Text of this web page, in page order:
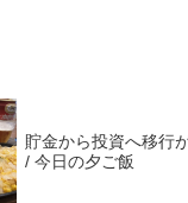
貯金から投資へ移行
/ 今日の夕ご飯